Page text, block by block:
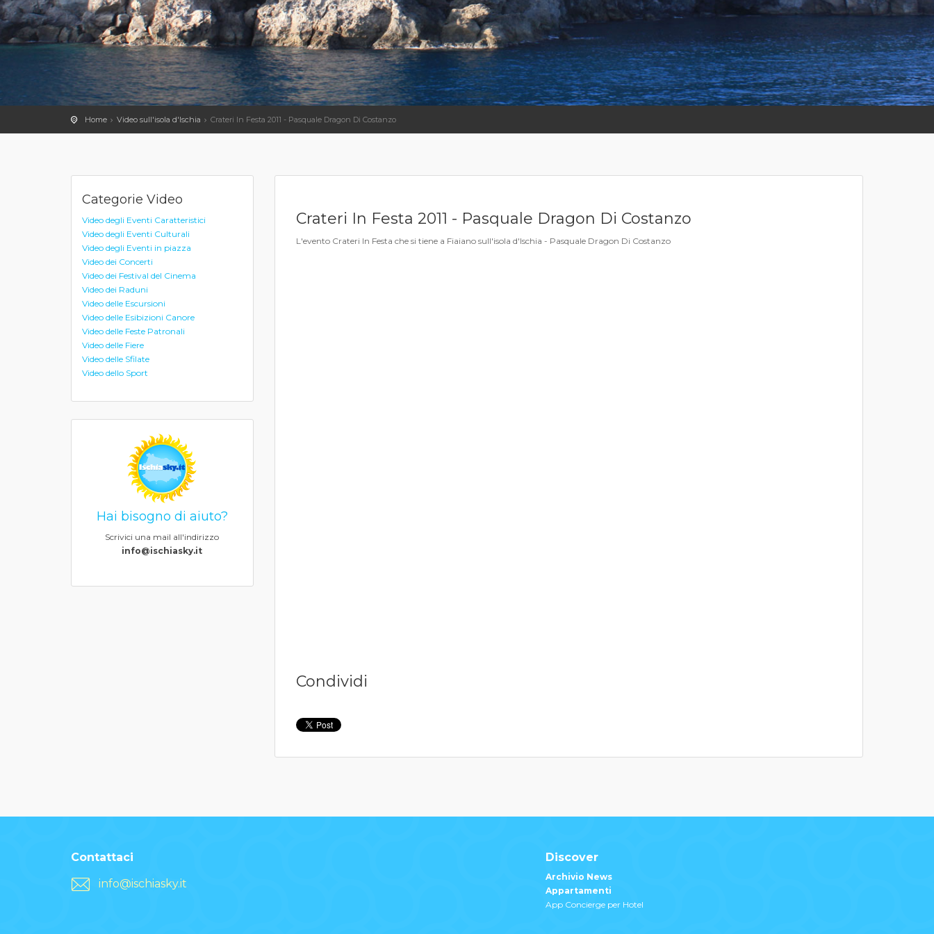
Home Video sull'isola d'Ischia Crateri In Festa 2011 - Pasquale Dragon Di Costanzo
Categorie Video
Video degli Eventi Caratteristici
Video degli Eventi Culturali
Video degli Eventi in piazza
Video dei Concerti
Video dei Festival del Cinema
Video dei Raduni
Video delle Escursioni
Video delle Esibizioni Canore
Video delle Feste Patronali
Video delle Fiere
Video delle Sfilate
Video dello Sport
Hai bisogno di aiuto?
Scrivici una mail all'indirizzo
info@ischiasky.it
Crateri In Festa 2011 - Pasquale Dragon Di Costanzo
L'evento Crateri In Festa che si tiene a Fiaiano sull'isola d'Ischia - Pasquale Dragon Di Costanzo
Condividi
Contattaci
info@ischiasky.it
Discover
Archivio News
Appartamenti
App Concierge per Hotel